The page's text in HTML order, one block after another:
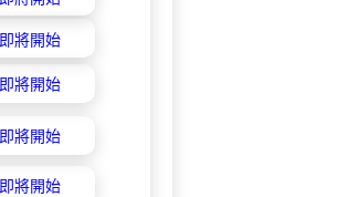
即將開始
即將開始
即將開始
即將開始